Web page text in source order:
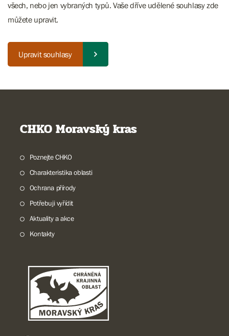
všech, nebo jen vybraných typů. Vaše dříve udělené souhlasy zde
můžete upravit.
Upravit souhlasy
CHKO Moravský kras
Poznejte CHKO
Charakteristika oblasti
Ochrana přírody
Potřebuji vyřídit
Aktuality a akce
Kontakty